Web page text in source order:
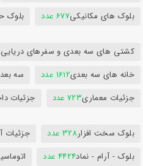
بلوک های مکانیکی677 عدد بلوک
کشتی های سه بعدی و سفرهای دریایی
خانه های سه بعدی1612 عدد سه
جزئیات معماری723 عدد جزئیات
بلوک سخت افزار328 عدد جزئیات
بلوک - آرام - نماد4424 عدد